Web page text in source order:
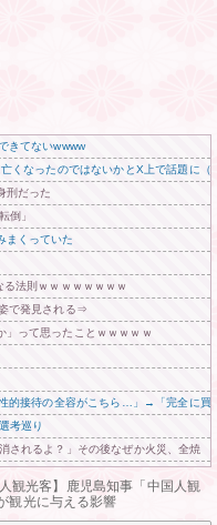
きてないwwww
くなったのではないかとX上で話題に
刑だった
倒」
まくっていた
法則ｗｗｗｗｗｗｗｗ
で発見される⇒
」って思ったことｗｗｗｗｗ
的接待の全容がこちら…」→「完全に買
考巡り
されるよ？」その後なぜか火災、全焼
観光客】鹿児島知事「中国人観
観光に与える影響